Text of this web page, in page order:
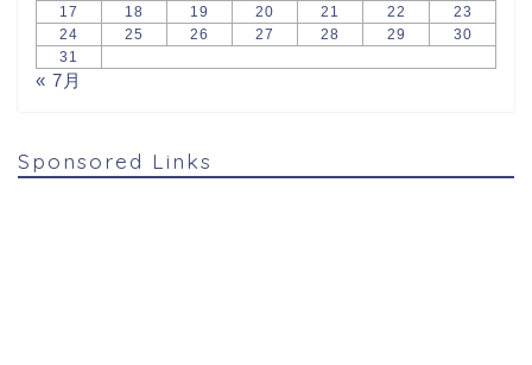
17
18 19 20 21 22
23
24
25 26 27 28 29
30
31
« 7月
Sponsored Links